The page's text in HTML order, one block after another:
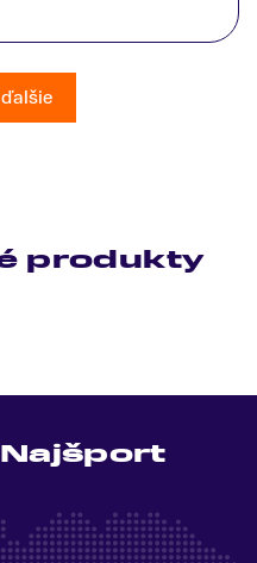
produkty